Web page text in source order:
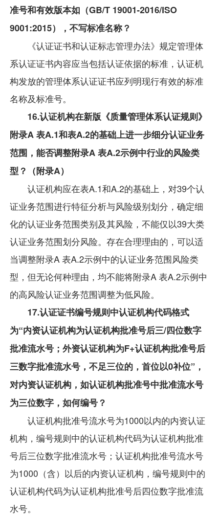
准号和有效版本如（GB/T 19001-2016/ISO
9001:2015），不写标准名称？
《认证证书和认证标志管理办法》规定管理体
系认证证书内容应当包括认证依据的标准，认证机
构发放的管理体系认证证书应列明现行有效的标准
名称及标准号。
16.认证机构在新版《质量管理体系认证规则》
附录A 表A.1和表A.2的基础上进一步细分认证业务
范围，能否调整附录A 表A.2示例中行业的风险类
型？（附录A）
认证机构应在表A.1和A.2的基础上，对39个认
证业务范围进行特征分析与风险级别划分，确定细
化的认证业务范围类别及其风险，不能仅以39大类
认证业务范围划分风险。存在合理理由的，可以适
当调整附录A 表A.2示例中的认证业务范围风险类
型，但无论何种理由，均不能将附录A 表A.2示例中
的高风险认证业务范围调整为低风险。
17.认证证书编号规则中认证机构代码格式
为“内资认证机构为认证机构批准号后三/四位数字
批准流水号；外资认证机构为F+认证机构批准号后
三数字批准流水号，不足三位的，首位以0补位”，
对内资认证机构，如认证机构批准号中批准流水号
为三位数字，如何编号？
认证机构批准号流水号为1000以内的内资认证
机构，编号规则中的认证机构代码为认证机构批准
号后三位数字批准流水号；认证机构批准号流水号
为1000（含）以后的内资认证机构，编号规则中的
认证机构代码为认证机构批准号后四位数字批准流
水号。